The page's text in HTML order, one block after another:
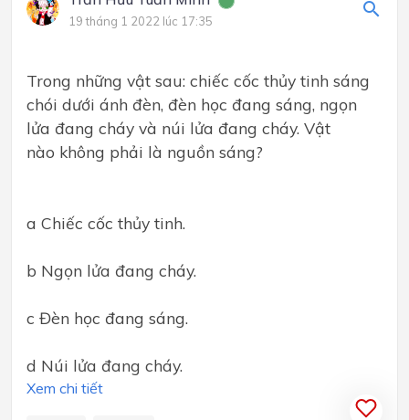
19 tháng 1 2022 lúc 17:35
Trong những vật sau: chiếc cốc thủy tinh sáng
chói dưới ánh đèn, đèn học đang sáng, ngọn
lửa đang cháy và núi lửa đang cháy. Vật
nào không phải là nguồn sáng?
a Chiếc cốc thủy tinh.
b Ngọn lửa đang cháy.
c Đèn học đang sáng.
d Núi lửa đang cháy.
Xem chi tiết